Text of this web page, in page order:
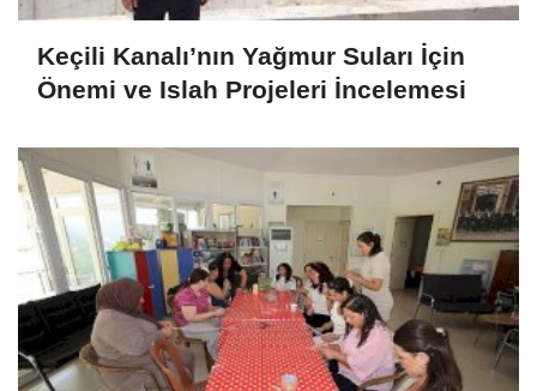
Keçili Kanalı’nın Yağmur Suları İçin
Önemi ve Islah Projeleri İncelemesi